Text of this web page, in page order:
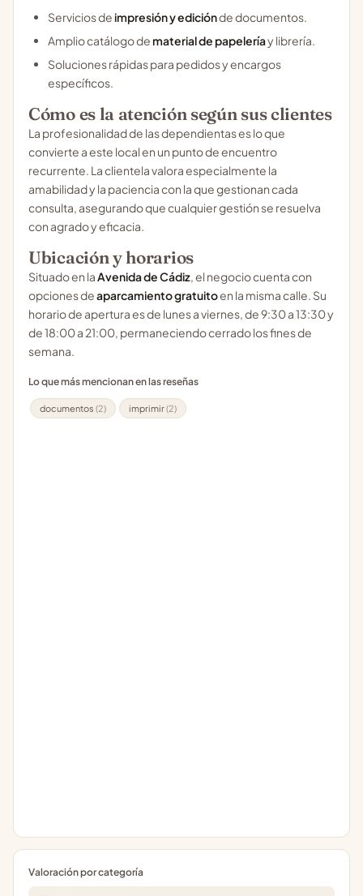
Servicios de impresión y ediciónde documentos.
Amplio catálogo de material de papeleríay librería.
Soluciones rápidas para pedidos y encargos
específicos.
Cómo es la atención según sus clientes
La profesionalidad de las dependientas es lo que
convierte a este local en un punto de encuentro
recurrente. La clientela valora especialmente la
amabilidad y la paciencia con la que gestionan cada
consulta, asegurando que cualquier gestión se resuelva
con agrado y eficacia.
Ubicación y horarios
Situado en laAvenida de Cádiz, el negocio cuenta con
opciones deaparcamiento gratuitoen la misma calle. Su
horario de apertura es de lunes a viernes, de 9:30 a 13:30 y
de 18:00 a 21:00, permaneciendo cerrado los fines de
semana.
Lo que más mencionan en las reseñas
documentos (2) imprimir(2)
Valoración por categoría